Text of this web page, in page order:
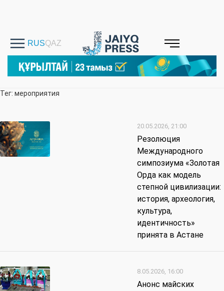
Тег: мероприятия
20.05.2026, 21:00
Резолюция
Международного
симпозиума «Золотая
Орда как модель
степной цивилизации:
история, археология,
культура,
идентичность»
принята в Астане
8.05.2026, 16:00
Анонс майских